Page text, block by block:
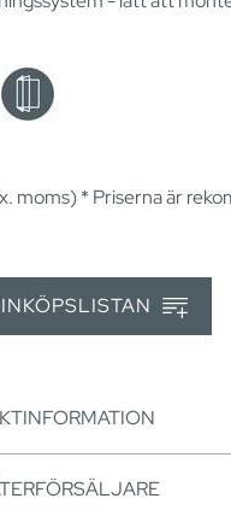
moms) * Priserna är